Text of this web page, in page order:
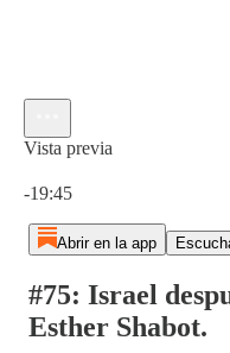
Vista previa
-19:45
Abrir en la app
#75: Israel
Esther Shabot.